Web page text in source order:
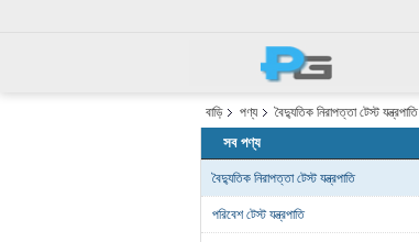
বাড়ি পণ্য বৈদ্যুতিক নিরাপত্তা টেস্ট যন্ত্রপাতি
সব পণ্য
বৈদ্যুতিক নিরাপত্তা টেস্ট যন্ত্রপাতি
পরিবেশ টেস্ট যন্ত্রপাতি